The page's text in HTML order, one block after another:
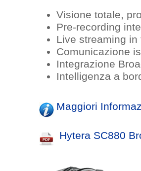
Visione totale,
Pre-recording
Live streaming
Comunicazione
Integrazione
Intelligenza a
Maggiori
Hytera SC880